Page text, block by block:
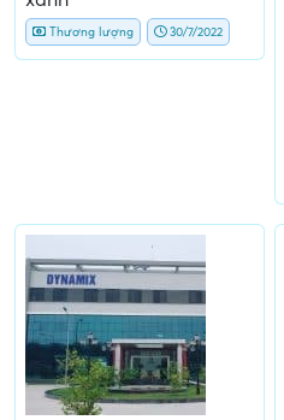
Thương lượng 30/7/2022